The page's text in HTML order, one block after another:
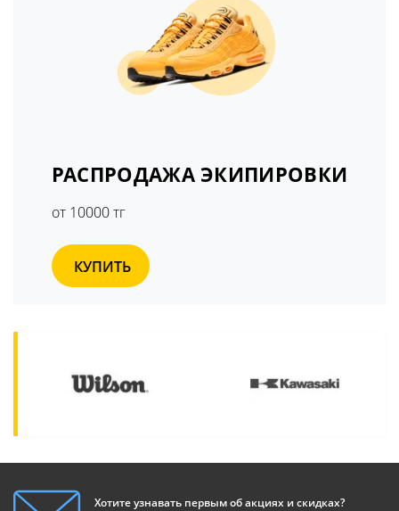
РАСПРОДАЖА ЭКИПИРОВКИ
от 10000 тг
КУПИТЬ
Хотите узнавать первым об акциях и скидках?